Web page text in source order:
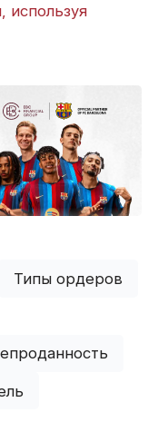
используя
Типы ордеров